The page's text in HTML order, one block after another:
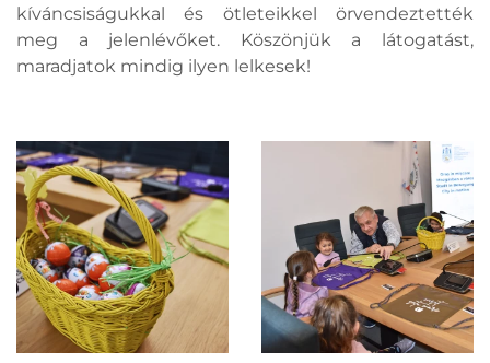
kíváncsiságukkal és ötleteikkel örvendeztették
meg a jelenlévőket. Köszönjük a látogatást,
maradjatok mindig ilyen lelkesek!